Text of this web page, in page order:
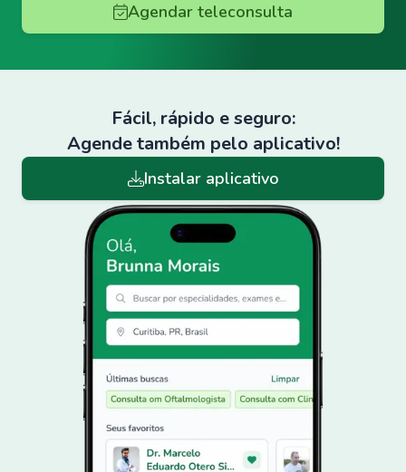
Agendar teleconsulta
Fácil, rápido e seguro:
Agende também pelo aplicativo!
Instalar aplicativo